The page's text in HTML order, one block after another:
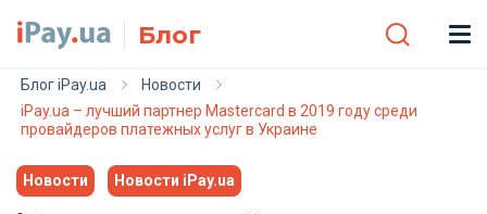
Блог
Блог iPay.ua
Новости
iPay.ua – лучший партнер Mastercard в 2019 году среди
провайдеров платежных услуг в Украине
Новости Новости iPay.ua